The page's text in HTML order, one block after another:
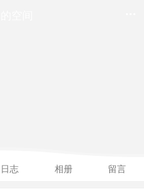
日志 相册 留言